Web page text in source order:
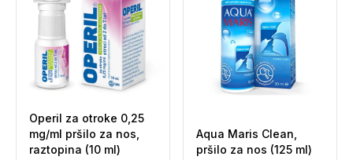
Operil za otroke 0,25
mg/ml pršilo za nos,
raztopina (10 ml)
Aqua Maris Clean,
pršilo za nos (125 ml)